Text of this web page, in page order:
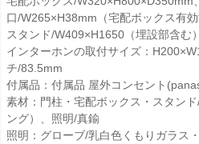
口/W265×H38mm（宅配ボックス有
スタンド/W409×H1650（埋設部含む
インターホンの取付サイズ：
チ/83.5mm
付属品：付属品 屋外コンセント
素材：門柱・宅配ボックス・スタン
ング）、照明/真鍮
照明：グローブ/乳白色くもりガラス